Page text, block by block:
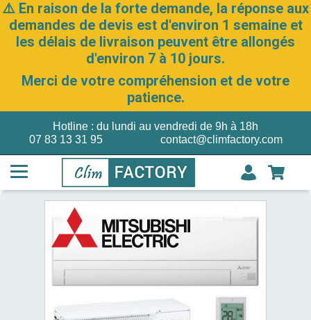
⚠️ En raison de la forte demande, la réponse aux
demandes de devis est d'environ 1 semaine et
les délais de livraison peuvent être allongés
d'environ 7 à 10 jours.
Merci de votre compréhension et de votre
patience.
07 83 13 31 95
Hotline : du lundi au vendredi de 9h à 18h
contact@climfactory.com